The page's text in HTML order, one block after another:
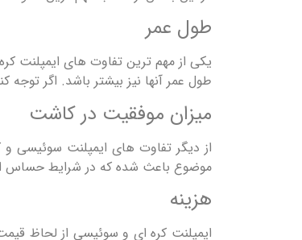
طول عمر
یکی از مهم ترین تفاوت های ایمپلنت
طول عمر آنها نیز بیشتر باشد. اگر
میزان موفقیت در کاشت
از دیگر تفاوت های ایمپلنت سوئیسی
موضوع باعث شده که در شرایط حساس
هزینه
ایمپلنت کره ای و سوئیسی از لحاظ